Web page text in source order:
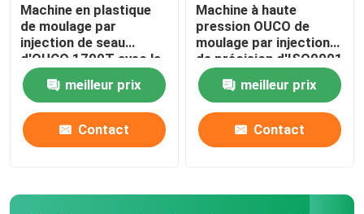
Machine en plastique
de moulage par
injection de seau
d'OUCO 1700T avec la
force de fixage forte
meilleur prix
Contact
Machine à haute
pression OUCO de
moulage par injection
de précision d'ISO9001
1900T pour le seau
meilleur prix
Contact